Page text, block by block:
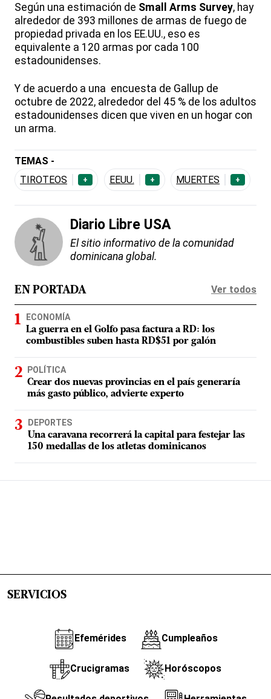
Según una estimación de Small Arms Survey, hay
alrededor de 393 millones de armas de fuego de
propiedad privada en los EE.UU., eso es
equivalente a 120 armas por cada 100
estadounidenses.
Y de acuerdo a una encuesta de Gallup de
octubre de 2022, alrededor del 45 % de los adultos
estadounidenses dicen que viven en un hogar con
un arma.
TEMAS -
TIROTEOS
+ EEUU. + MUERTES +
Diario Libre USA
El sitio informativo de la comunidad
dominicana global.
EN PORTADA Ver todos
ECONOMÍA
La guerra en el Golfo pasa factura a RD: los
combustibles suben hasta RD$51 por galón
POLÍTICA
Crear dos nuevas provincias en el país generaría
más gasto público, advierte experto
DEPORTES
Una caravana recorrerá la capital para festejar las
150 medallas de los atletas dominicanos
SERVICIOS
Efemérides Cumpleaños
Crucigramas Horóscopos